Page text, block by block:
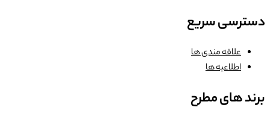
دسترسی سریع
علاقه مندی ها
اطلاعیه ها
برند های مطرح